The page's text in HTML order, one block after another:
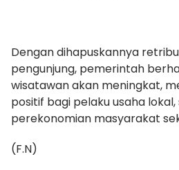
Dengan dihapuskannya
pengunjung, pemerintah
wisatawan akan meningkat,
positif bagi pelaku usaha
perekonomian masyarakat
(F.N)